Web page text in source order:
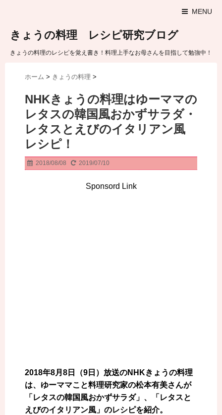
MENU
きょうの料理 レシピ研究ブログ
きょうの料理のレシピを覚え書き！料理上手なお母さんを目指して勉強中！
ホーム > きょうの料理 >
NHKきょうの料理はゆーママの
レタスの韓国風おかずサラダ・
レタスとえびのイタリアン風
レシピ！
2018/08/08 2019/07/10
Sponsord Link
2018年8月8日（9日）放送のNHKきょうの料理
は、ゆーママこと料理研究家の松本有美さんが
「レタスの韓国風おかずサラダ」、「レタスと
えびのイタリアン風」のレシピを紹介。